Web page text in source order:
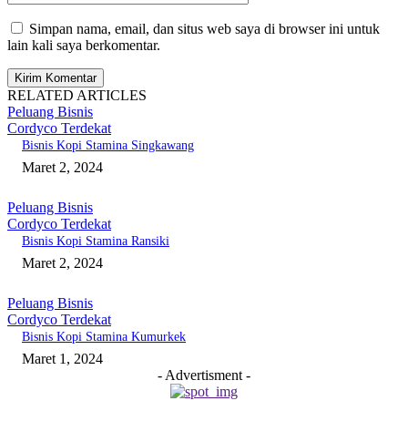
Simpan nama, email, dan situs web saya di browser ini untuk
lain kali saya berkomentar.
RELATED ARTICLES
Peluang Bisnis
Cordyco Terdekat
Bisnis Kopi Stamina Singkawang
Maret 2, 2024
Peluang Bisnis
Cordyco Terdekat
Bisnis Kopi Stamina Ransiki
Maret 2, 2024
Peluang Bisnis
Cordyco Terdekat
Bisnis Kopi Stamina Kumurkek
Maret 1, 2024
- Advertisment -